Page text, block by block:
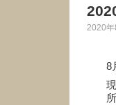
2020年
8